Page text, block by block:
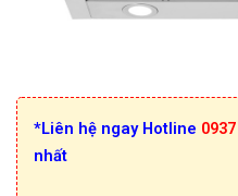
*Liên hệ ngay Hotline
nhất